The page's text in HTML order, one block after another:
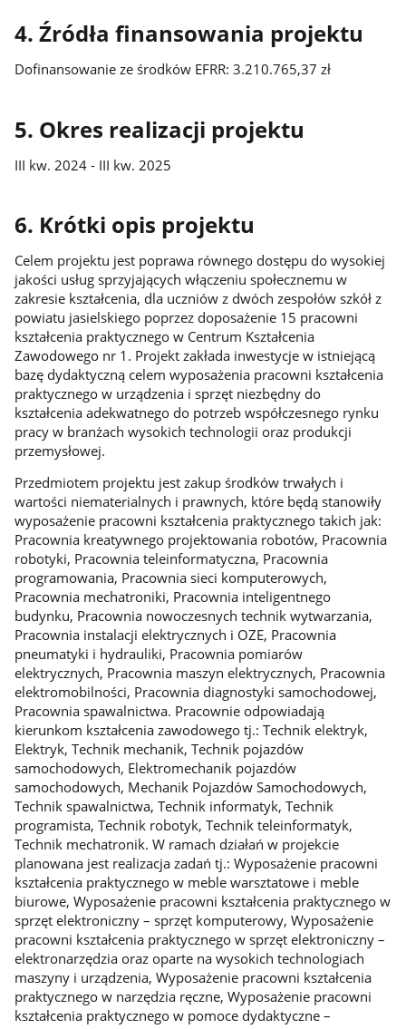
4. Źródła finansowania projektu
Dofinansowanie ze środków EFRR: 3.210.765,37 zł
5. Okres realizacji projektu
III kw. 2024 - III kw. 2025
6. Krótki opis projektu
Celem projektu jest poprawa równego dostępu do wysokiej
jakości usług sprzyjających włączeniu społecznemu w
zakresie kształcenia, dla uczniów z dwóch zespołów szkół z
powiatu jasielskiego poprzez doposażenie 15 pracowni
kształcenia praktycznego w Centrum Kształcenia
Zawodowego nr 1. Projekt zakłada inwestycje w istniejącą
bazę dydaktyczną celem wyposażenia pracowni kształcenia
praktycznego w urządzenia i sprzęt niezbędny do
kształcenia adekwatnego do potrzeb współczesnego rynku
pracy w branżach wysokich technologii oraz produkcji
przemysłowej.
Przedmiotem projektu jest zakup środków trwałych i
wartości niematerialnych i prawnych, które będą stanowiły
wyposażenie pracowni kształcenia praktycznego takich jak:
Pracownia kreatywnego projektowania robotów, Pracownia
robotyki, Pracownia teleinformatyczna, Pracownia
programowania, Pracownia sieci komputerowych,
Pracownia mechatroniki, Pracownia inteligentnego
budynku, Pracownia nowoczesnych technik wytwarzania,
Pracownia instalacji elektrycznych i OZE, Pracownia
pneumatyki i hydrauliki, Pracownia pomiarów
elektrycznych, Pracownia maszyn elektrycznych, Pracownia
elektromobilności, Pracownia diagnostyki samochodowej,
Pracownia spawalnictwa. Pracownie odpowiadają
kierunkom kształcenia zawodowego tj.: Technik elektryk,
Elektryk, Technik mechanik, Technik pojazdów
samochodowych, Elektromechanik pojazdów
samochodowych, Mechanik Pojazdów Samochodowych,
Technik spawalnictwa, Technik informatyk, Technik
programista, Technik robotyk, Technik teleinformatyk,
Technik mechatronik. W ramach działań w projekcie
planowana jest realizacja zadań tj.: Wyposażenie pracowni
kształcenia praktycznego w meble warsztatowe i meble
biurowe, Wyposażenie pracowni kształcenia praktycznego w
sprzęt elektroniczny – sprzęt komputerowy, Wyposażenie
pracowni kształcenia praktycznego w sprzęt elektroniczny –
elektronarzędzia oraz oparte na wysokich technologiach
maszyny i urządzenia, Wyposażenie pracowni kształcenia
praktycznego w narzędzia ręczne, Wyposażenie pracowni
kształcenia praktycznego w pomoce dydaktyczne –